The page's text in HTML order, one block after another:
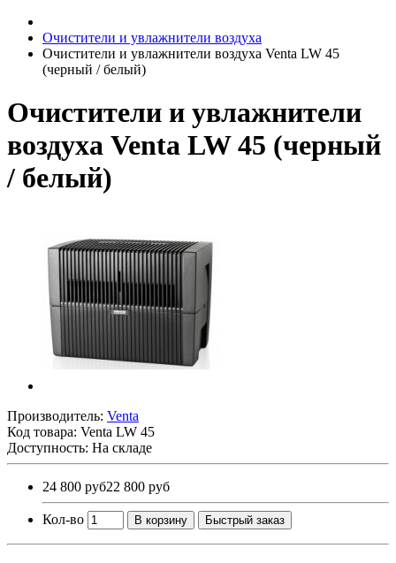
Очистители и увлажнители воздуха
Очистители и увлажнители воздуха Venta LW 45
(черный / белый)
Очистители и увлажнители
воздуха Venta LW 45 (черный
/ белый)
Производитель: Venta
Код товара: Venta LW 45
Доступность: На складе
24 800 руб22 800 руб
Кол-во В корзину Быстрый заказ